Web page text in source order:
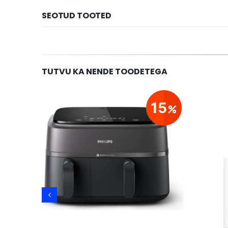
SEOTUD TOOTED
TUTVU KA NENDE TOODETEGA
15